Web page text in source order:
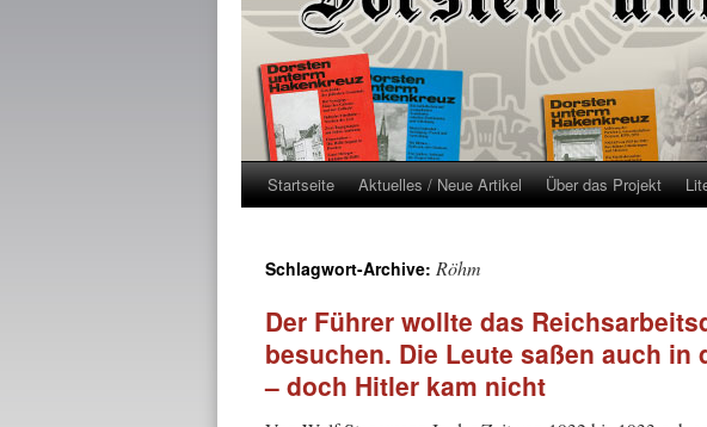
Startseite Aktuelles / Neue Artikel Über das Projekt
Schlagwort-Archive: Röhm
Der Führer wollte das
besuchen. Die Leute saßen auch in
– doch Hitler kam nicht